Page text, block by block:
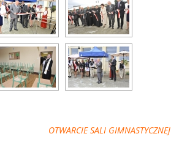
OTWARCIE SALI GIMNASTYCZNEJ